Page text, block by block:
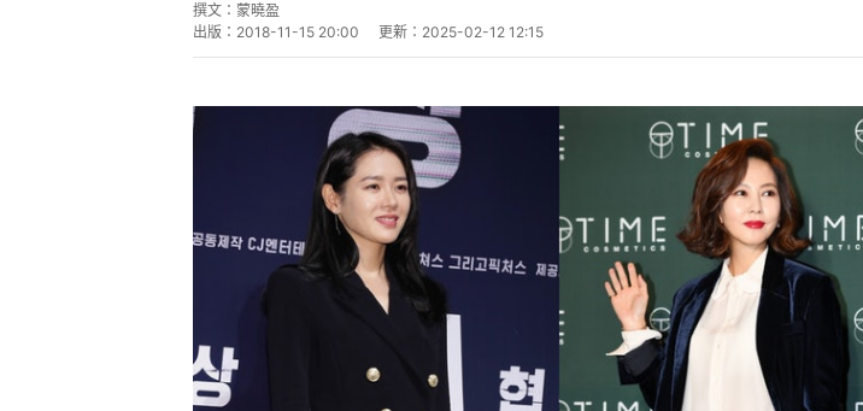
撰文： 蒙曉盈
出版： 2018-11-15 20:00 更新： 2025-02-12 12:15